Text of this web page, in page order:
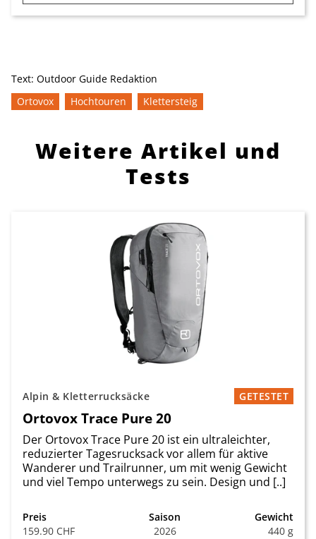
Text: Outdoor Guide Redaktion
Ortovox
Hochtouren Klettersteig
Weitere Artikel und
Tests
Alpin & Kletterrucksäcke GETESTET
Ortovox Trace Pure 20
Der Ortovox Trace Pure 20 ist ein ultraleichter,
reduzierter Tagesrucksack vor allem für aktive
Wanderer und Trailrunner, um mit wenig Gewicht
und viel Tempo unterwegs zu sein. Design und [..]
Preis
159.90 CHF
Saison
2026
Gewicht
440 g